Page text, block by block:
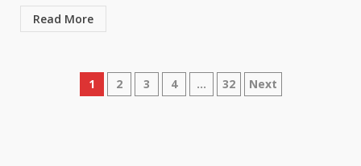
Read More
Posts
1 2 3 4 … 32 Next